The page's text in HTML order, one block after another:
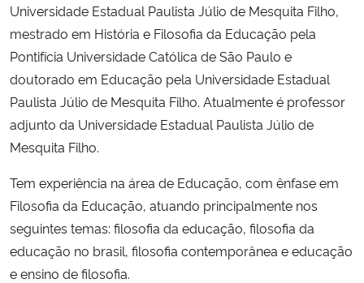
Ministério da Ciência, Tecnologia, Inovações e Comunicações
Ministério do Meio Ambiente
Ministério do Desenvolvimento Regional
Controladoria-Geral da União
Ministério da Mulher, da Família e dos Direitos Humanos
Universidade Estadual Paulista Júlio de Mesquita Filho,
mestrado em História e Filosofia da Educação pela
Pontifícia Universidade Católica de São Paulo e
doutorado em Educação pela Universidade Estadual
Paulista Júlio de Mesquita Filho. Atualmente é professor
adjunto da Universidade Estadual Paulista Júlio de
Mesquita Filho.
Tem experiência na área de Educação, com ênfase em
Filosofia da Educação, atuando principalmente nos
seguintes temas: filosofia da educação, filosofia da
educação no brasil, filosofia contemporânea e educação
e ensino de filosofia.